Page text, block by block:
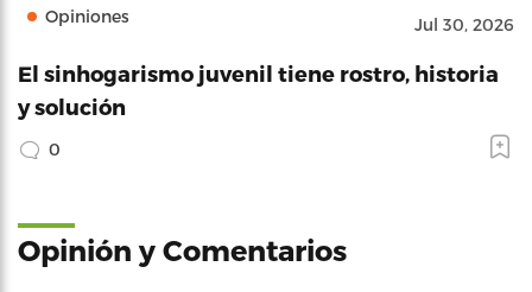
Opiniones Jul 30, 2026
El sinhogarismo juvenil tiene rostro, historia
y solución
0
Opinión y Comentarios